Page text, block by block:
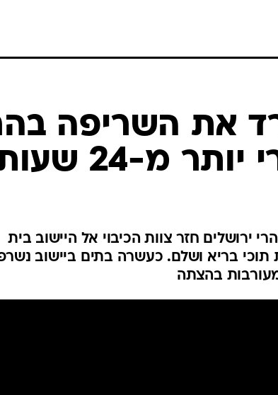
חדשות
המייל האדום
את השריפה
מ-24 שעות
חזר צוות הכיבוי אל היישוב בית
בריא ושלם. כעשרה בתים ביישוב
בהצתה